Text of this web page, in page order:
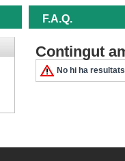
F.A.Q.
Contingut
No hi ha